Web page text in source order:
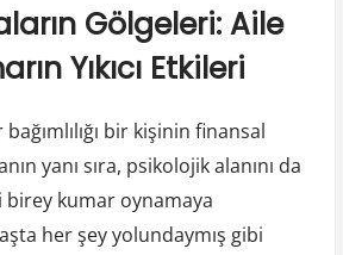
Gölgeleri: Aile
Yıkıcı Etkileri
bir kişinin finansal
yanı sıra, psikolojik alanını da
birey kumar oynamaya
her şey yolundaymış gibi